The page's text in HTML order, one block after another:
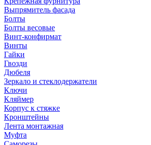
Выпрямитель фасада
Болты
Болты весовые
Винт-конфирмат
Винты
Гайки
Гвозди
Дюбеля
Зеркало и стеклодержатели
Ключи
Кляймер
Корпус к стяжке
Кронштейны
Лента монтажная
Муфта